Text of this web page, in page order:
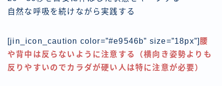
自然な呼吸を続けながら実践する
[jin_icon_caution color=”#e9546b” size=”18px”] 腰
や背中は反らないように注意する（横向き姿勢よりも
反りやすいのでカラダが硬い人は特に注意が必要）